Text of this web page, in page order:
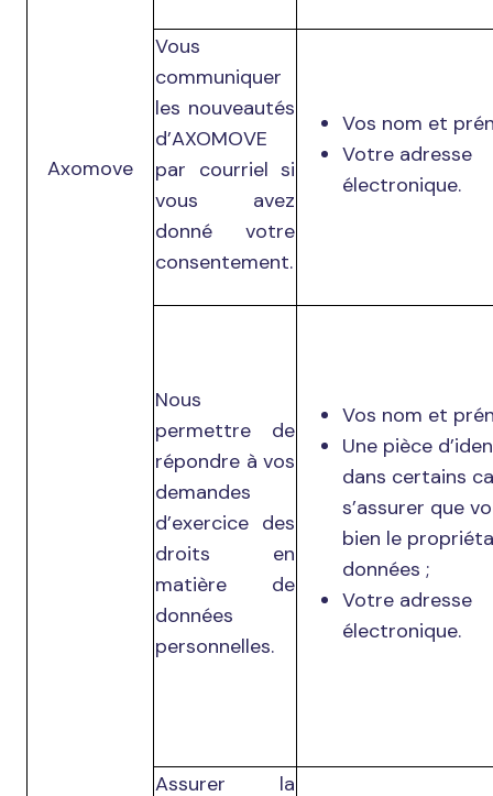
Axomove
Vous
communiquer
les nouveautés
d’AXOMOVE
par courriel si
vous avez
donné votre
consentement.
Vos nom et
Votre adresse
électronique.
Nous
permettre de
répondre à vos
demandes
d’exercice des
droits en
matière de
données
personnelles.
Vos nom et
Une pièce
dans certains
s’assurer que
bien le
données ;
Votre adresse
électronique.
Assurer la